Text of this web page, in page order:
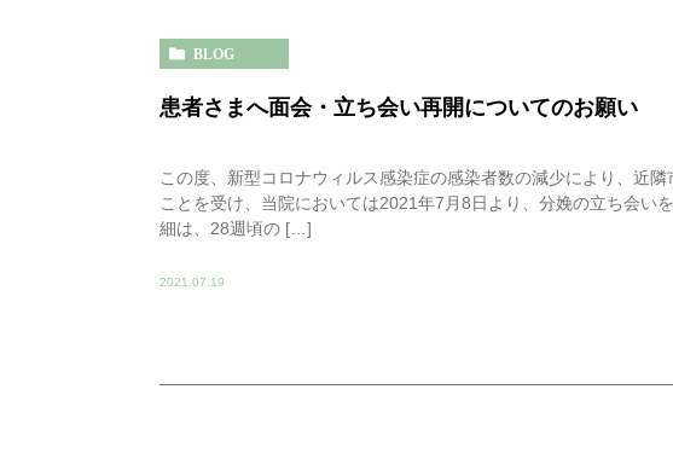
BLOG
患者さまへ面会・立ち会い再開についてのお願い
この度、新型コロナウィルス感染症の感染者数の減少により、近
ことを受け、当院においては2021年7月8日より、分娩の立ち会
細は、28週頃の […]
2021.07.19